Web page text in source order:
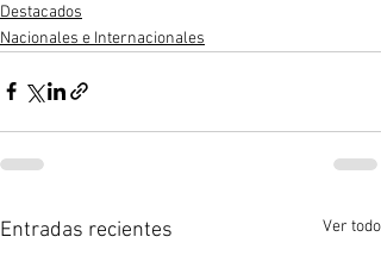
Destacados
Nacionales e Internacionales
Entradas recientes Ver todo